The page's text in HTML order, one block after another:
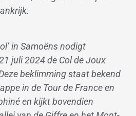
in Samoëns nodigt
juli 2024 de Col de Joux
beklimming staat bekend
in de Tour de France en
en kijkt bovendien